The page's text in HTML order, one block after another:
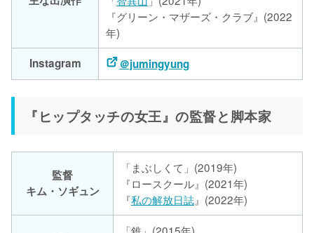
『グリーン・マザーズ・クラブ』(2022
年)
Instagram
＠jumingyung
『ヒップタッチの女王』の監督と脚本家
監督
キム・ソギュン
「まぶしくて」(2019年)
『ロースクール』(2021年)
『私の解放日誌』(2022年)
「錐」(2015年)